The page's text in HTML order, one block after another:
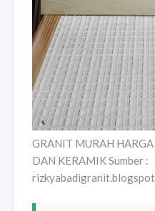
GRANIT MURAH
DAN KERAMIK Sumber :